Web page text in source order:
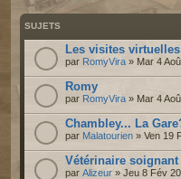
SUJETS
Les visites
par RomyVira » Mar 4
Romy
par RomyVira » Mar 4
Chambley... La
par Malatourien » Ven 19
Vétérinaire
par Alizeur » Jeu 8 Fév